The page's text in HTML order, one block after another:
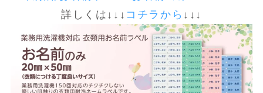
詳しくは↓↓↓ コチラから ↓↓↓